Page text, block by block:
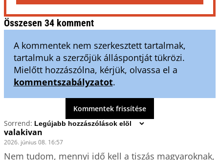
Összesen 34 komment
A kommentek nem szerkesztett tartalmak,
tartalmuk a szerzőjük álláspontját tükrözi.
Mielőtt hozzászólna, kérjük, olvassa el a
kommentszabályzatot.
Kommentek frissítése
Sorrend:
valakivan
2026. június 08. 16:57
Nem tudom, mennyi idő kell a tiszás magyaroknak,